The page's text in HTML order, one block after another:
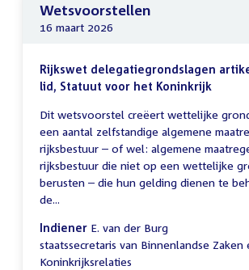
Wetsvoorstellen
16 maart 2026
Rijkswet delegatiegrondslagen
lid, Statuut voor het Koninkrijk
Dit wetsvoorstel creëert wettelijke
een aantal zelfstandige algemene
rijksbestuur – of wel: algemene
rijksbestuur die niet op een wettelijke
berusten – die hun gelding dienen te
de...
Indiener E. van der Burg
staatssecretaris van Binnenlandse Zaken
Koninkrijksrelaties